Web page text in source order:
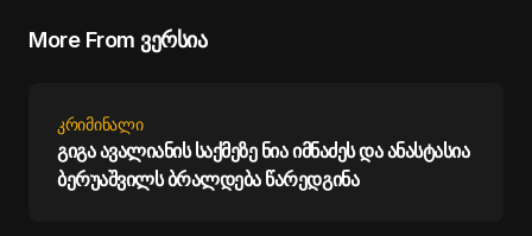
More From ვერსია
ᲙᲠᲘᲛᲘᲜᲐᲚᲘ
გიგა ავალიანის საქმეზე ნია იმნაძეს და ანასტასია
ბერუაშვილს ბრალდება წარედგინა